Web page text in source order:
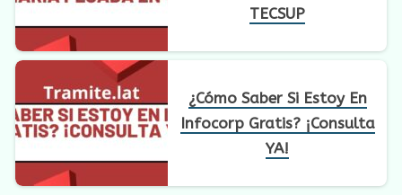
TECSUP
¿Cómo Saber Si Estoy En
Infocorp Gratis? ¡Consulta
YA!